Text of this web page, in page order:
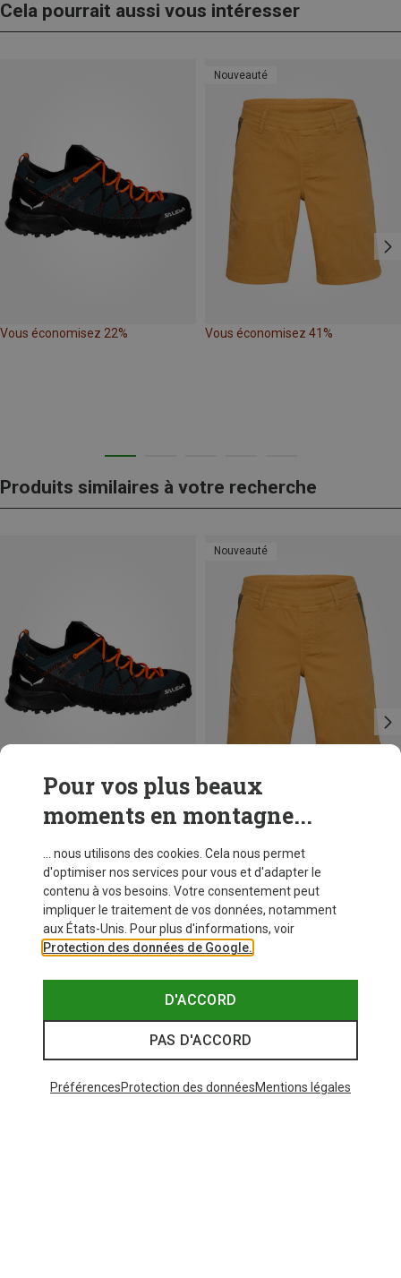
Cela pourrait aussi vous intéresser
Vous économisez 22%
Nouveauté
Vous économisez 41%
Produits similaires à votre recherche
Vous économisez 22%
Nouveauté
Vous économisez 41%
Pour vos plus beaux
moments en montagne...
... nous utilisons des cookies. Cela nous permet
d'optimiser nos services pour vous et d'adapter le
contenu à vos besoins. Votre consentement peut
impliquer le traitement de vos données, notamment
aux États-Unis. Pour plus d'informations, voir
Protection des données de Google.
D'ACCORD
PAS D'ACCORD
PréférencesProtection des donnéesMentions légales